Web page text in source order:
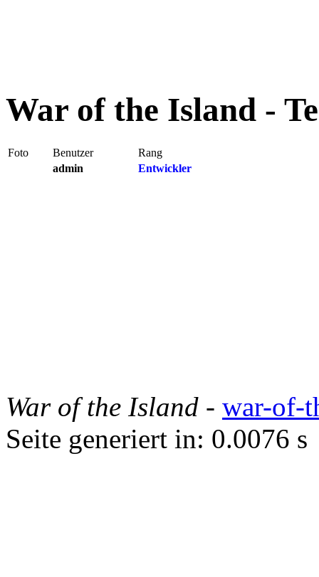
War of the Island -
Foto Benutzer
Rang
admin
Entwickler
War of the Island - war-of-
Seite generiert in: 0.0076 s